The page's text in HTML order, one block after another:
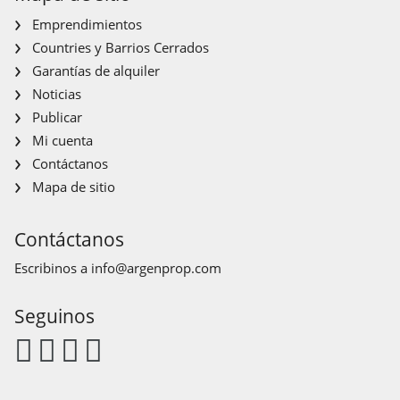
Emprendimientos
Countries y Barrios Cerrados
Garantías de alquiler
Noticias
Publicar
Mi cuenta
Contáctanos
Mapa de sitio
Contáctanos
Escribinos a info@argenprop.com
Seguinos